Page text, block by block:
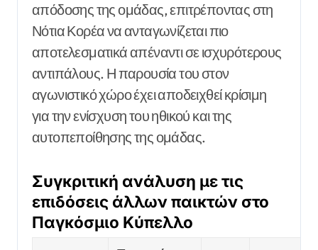
απόδοσης της ομάδας, επιτρέποντας στη
Νότια Κορέα να ανταγωνίζεται πιο
αποτελεσματικά απέναντι σε ισχυρότερους
αντιπάλους. Η παρουσία του στον
αγωνιστικό χώρο έχει αποδειχθεί κρίσιμη
για την ενίσχυση του ηθικού και της
αυτοπεποίθησης της ομάδας.
Συγκριτική ανάλυση με τις
επιδόσεις άλλων παικτών στο
Παγκόσμιο Κύπελλο